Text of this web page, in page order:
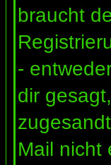
braucht
-
dir
Mail nicht